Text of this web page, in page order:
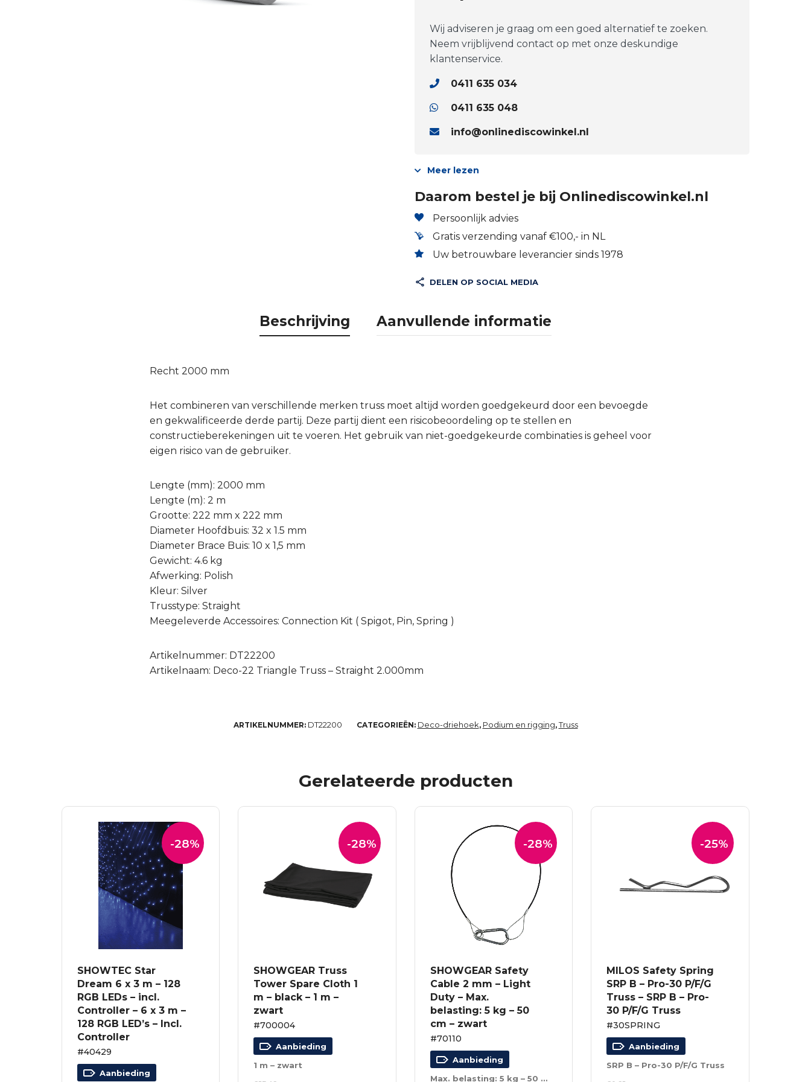
Wij adviseren je graag om een goed alternatief te zoeken.
Neem vrijblijvend contact op met onze deskundige
klantenservice.
0411 635 034
0411 635 048
info@onlinediscowinkel.nl
Meer lezen
Daarom bestel je bij Onlinediscowinkel.nl
Persoonlijk advies
Gratis verzending vanaf €100,- in NL
Uw betrouwbare leverancier sinds 1978
DELEN OP SOCIAL MEDIA
Beschrijving Aanvullende informatie
Recht 2000 mm
Het combineren van verschillende merken truss moet altijd worden goedgekeurd door een bevoegde
en gekwalificeerde derde partij. Deze partij dient een risicobeoordeling op te stellen en
constructieberekeningen uit te voeren. Het gebruik van niet-goedgekeurde combinaties is geheel voor
eigen risico van de gebruiker.
Lengte (mm): 2000 mm
Lengte (m): 2 m
Grootte: 222 mm x 222 mm
Diameter Hoofdbuis: 32 x 1.5 mm
Diameter Brace Buis: 10 x 1,5 mm
Gewicht: 4.6 kg
Afwerking: Polish
Kleur: Silver
Trusstype: Straight
Meegeleverde Accessoires: Connection Kit ( Spigot, Pin, Spring )
Artikelnummer: DT22200
Artikelnaam: Deco-22 Triangle Truss – Straight 2.000mm
ARTIKELNUMMER: DT22200 CATEGORIEËN: Deco-driehoek, Podium en rigging,Truss
Gerelateerde producten
-28%
SHOWTEC Star
Dream 6 x 3 m – 128
RGB LEDs – incl.
Controller – 6 x 3 m –
128 RGB LED’s – Incl.
Controller
#40429
Aanbieding
-28%
SHOWGEAR Truss
Tower Spare Cloth 1
m – black – 1 m –
zwart
#700004
Aanbieding
1 m – zwart
-28%
SHOWGEAR Safety
Cable 2 mm – Light
Duty – Max.
belasting: 5 kg – 50
cm – zwart
#70110
Aanbieding
Max. belasting: 5 kg – 50 cm – zwart
-25%
MILOS Safety Spring
SRP B – Pro-30 P/F/G
Truss – SRP B – Pro-
30 P/F/G Truss
#30SPRING
Aanbieding
SRP B – Pro-30 P/F/G Truss